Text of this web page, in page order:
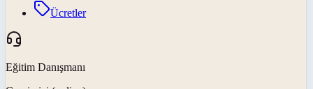
Ücretler
Eğitim Danışmanı